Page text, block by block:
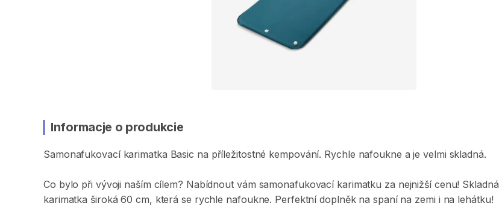
Informacje o produkcie
Samonafukovací karimatka Basic na příležitostné kempování. Rychle nafoukne a je velmi skladná.
Co bylo při vývoji naším cílem? Nabídnout vám samonafukovací karimatku za nejnižší cenu! Skladná
karimatka široká 60 cm​,​ která se rychle nafoukne. Perfektní doplněk na spaní na zemi i na lehátku!